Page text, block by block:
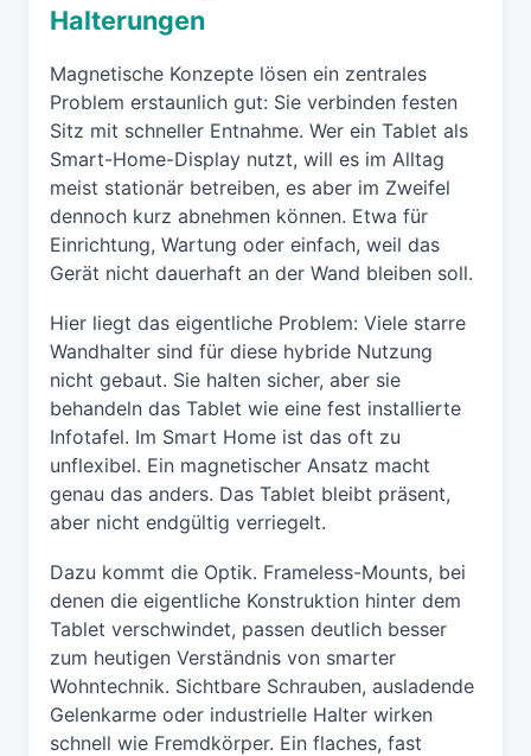
Halterungen
Magnetische Konzepte lösen ein zentrales
Problem erstaunlich gut: Sie verbinden festen
Sitz mit schneller Entnahme. Wer ein Tablet als
Smart-Home-Display nutzt, will es im Alltag
meist stationär betreiben, es aber im Zweifel
dennoch kurz abnehmen können. Etwa für
Einrichtung, Wartung oder einfach, weil das
Gerät nicht dauerhaft an der Wand bleiben soll.
Hier liegt das eigentliche Problem: Viele starre
Wandhalter sind für diese hybride Nutzung
nicht gebaut. Sie halten sicher, aber sie
behandeln das Tablet wie eine fest installierte
Infotafel. Im Smart Home ist das oft zu
unflexibel. Ein magnetischer Ansatz macht
genau das anders. Das Tablet bleibt präsent,
aber nicht endgültig verriegelt.
Dazu kommt die Optik. Frameless-Mounts, bei
denen die eigentliche Konstruktion hinter dem
Tablet verschwindet, passen deutlich besser
zum heutigen Verständnis von smarter
Wohntechnik. Sichtbare Schrauben, ausladende
Gelenkarme oder industrielle Halter wirken
schnell wie Fremdkörper. Ein flaches, fast